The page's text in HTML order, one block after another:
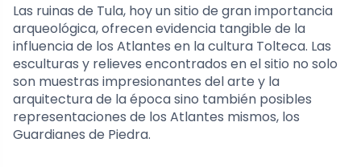
Las ruinas de Tula, hoy un sitio de gran importancia
arqueológica, ofrecen evidencia tangible de la
influencia de los Atlantes en la cultura Tolteca. Las
esculturas y relieves encontrados en el sitio no solo
son muestras impresionantes del arte y la
arquitectura de la época sino también posibles
representaciones de los Atlantes mismos, los
Guardianes de Piedra.